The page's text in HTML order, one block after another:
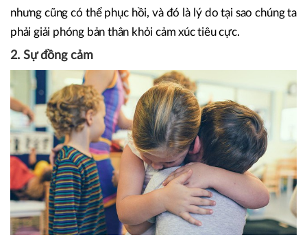
nhưng cũng có thể phục hồi, và đó là lý do tại sao chúng ta
phải giải phóng bản thân khỏi cảm xúc tiêu cực.
2. Sự đồng cảm